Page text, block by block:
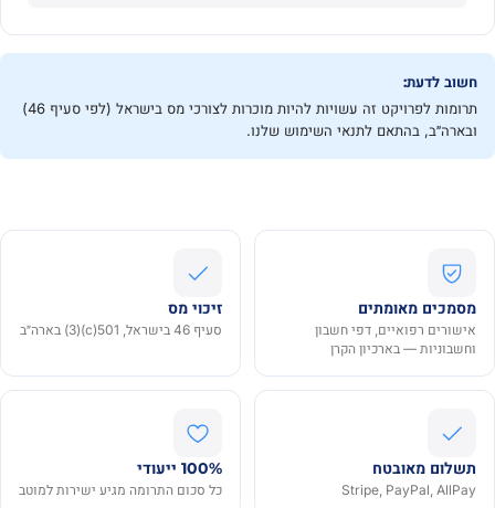
חשוב לדעת:
תרומות לפרויקט זה עשויות להיות מוכרות לצורכי מס בישראל (לפי סעיף 46)
ובארה״ב, בהתאם לתנאי השימוש שלנו.
מסמכים מאומתים
אישורים רפואיים, דפי חשבון
וחשבוניות — בארכיון הקרן
זיכוי מס
סעיף 46 בישראל, 501(c)(3) בארה״ב
תשלום מאובטח
Stripe, PayPal, AllPay
100% ייעודי
כל סכום התרומה מגיע ישירות למוטב